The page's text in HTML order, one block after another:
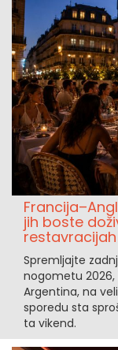
jih boste
Spremljajte
nogometu 2026,
Argentina, na
sporedu sta
ta vikend.